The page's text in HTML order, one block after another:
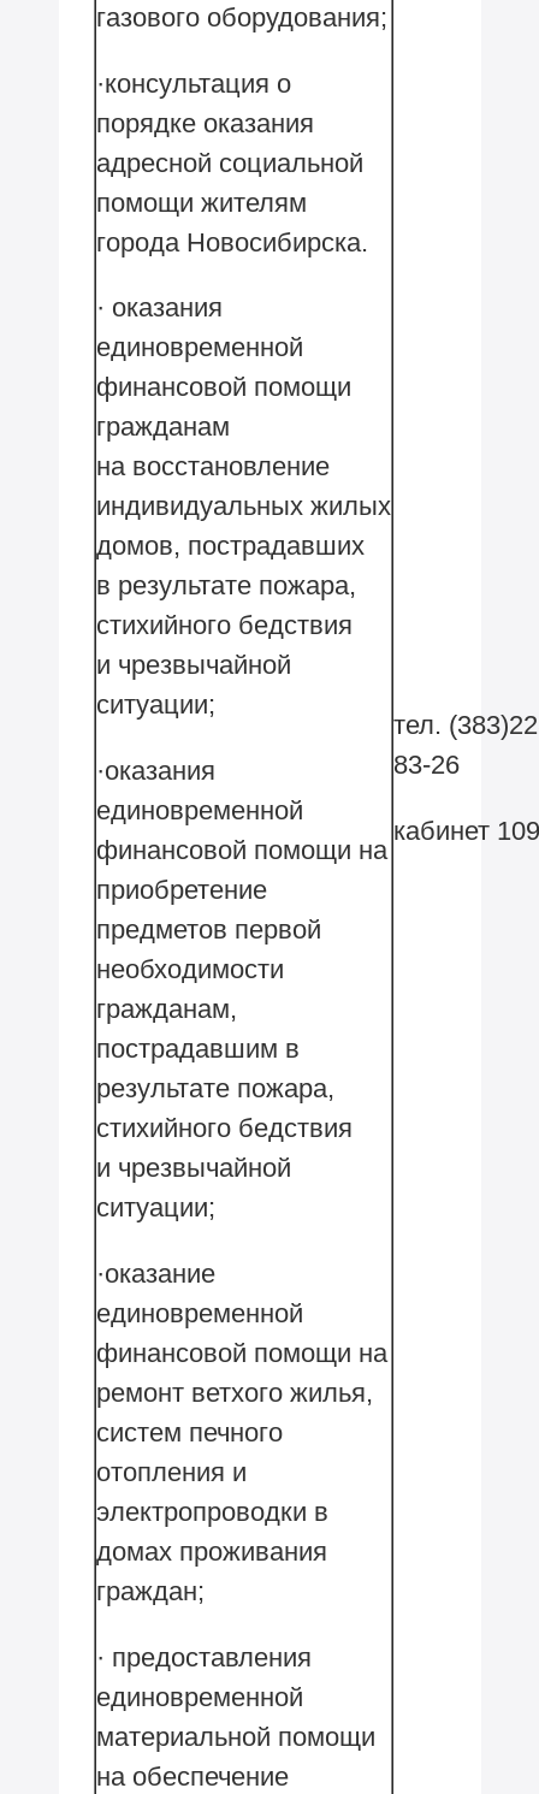
газового оборудования;
·консультация о
порядке оказания
адресной социальной
помощи жителям
города Новосибирска.
· оказания
единовременной
финансовой помощи
гражданам
на восстановление
индивидуальных жилых
домов, пострадавших
в результате пожара,
стихийного бедствия
и чрезвычайной
ситуации;
·оказания
единовременной
финансовой помощи на
приобретение
предметов первой
необходимости
гражданам,
пострадавшим в
результате пожара,
стихийного бедствия
и чрезвычайной
ситуации;
·оказание
единовременной
финансовой помощи на
ремонт ветхого жилья,
систем печного
отопления и
электропроводки в
домах проживания
граждан;
· предоставления
единовременной
материальной помощи
на обеспечение
тел.
83-26
кабинет